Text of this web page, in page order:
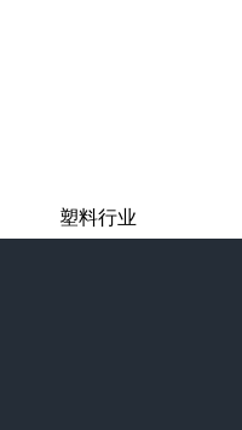
塑料行业